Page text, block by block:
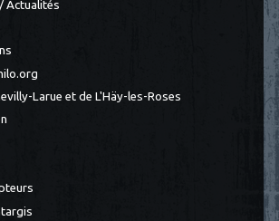
Actualités
Larue et de L'Häy-les-Roses